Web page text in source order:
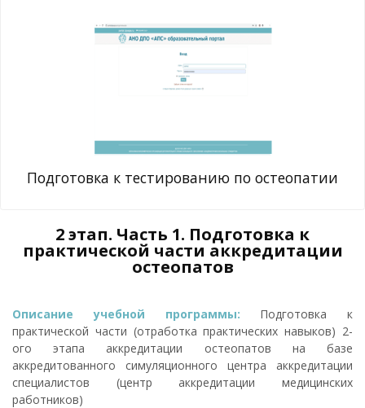
Подготовка к тестированию по остеопатии
2 этап. Часть 1. Подготовка к
практической части аккредитации
остеопатов
Описание учебной программы: Подготовка к
практической части (отработка практических навыков) 2-
ого этапа аккредитации остеопатов на базе
аккредитованного симуляционного центра аккредитации
специалистов (центр аккредитации медицинских
работников)